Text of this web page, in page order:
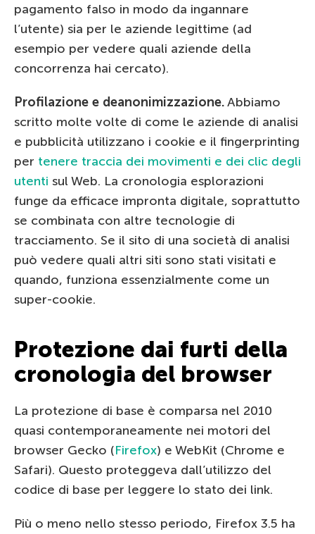
pagamento falso in modo da ingannare
l’utente) sia per le aziende legittime (ad
esempio per vedere quali aziende della
concorrenza hai cercato).
Profilazione e deanonimizzazione.Abbiamo
scritto molte volte di come le aziende di analisi
e pubblicità utilizzano i cookie e il fingerprinting
per tenere traccia dei movimenti e dei clic degli
utenti sul Web. La cronologia esplorazioni
funge da efficace impronta digitale, soprattutto
se combinata con altre tecnologie di
tracciamento. Se il sito di una società di analisi
può vedere quali altri siti sono stati visitati e
quando, funziona essenzialmente come un
super-cookie.
Protezione dai furti della
cronologia del browser
La protezione di base è comparsa nel 2010
quasi contemporaneamente nei motori del
browser Gecko (Firefox) e WebKit (Chrome e
Safari). Questo proteggeva dall’utilizzo del
codice di base per leggere lo stato dei link.
Più o meno nello stesso periodo, Firefox 3.5 ha